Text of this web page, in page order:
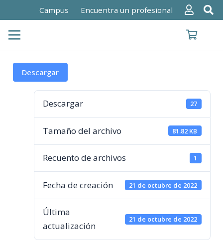
Campus Encuentra un profesional
Descargar
Descargar 27
Tamaño del archivo 81.82 KB
Recuento de archivos 1
Fecha de creación 21 de octubre de 2022
Última
actualización
21 de octubre de 2022